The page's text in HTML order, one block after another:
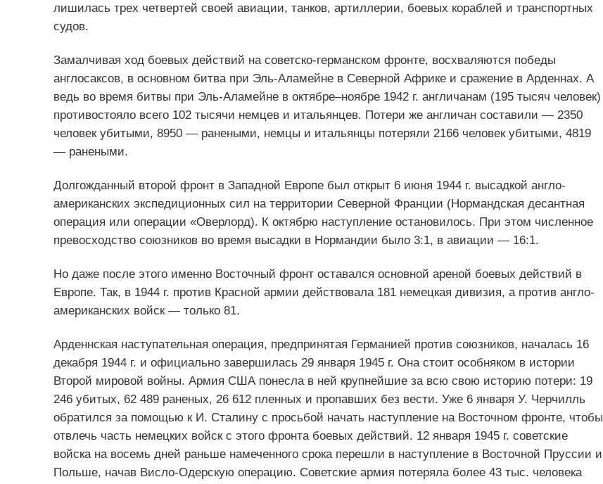
лишилась трех четвертей своей авиации, танков, артиллерии, боевых кораблей и транспортных
судов.
Замалчивая ход боевых действий на советско-германском фронте, восхваляются победы
англосаксов, в основном битва при Эль-Аламейне в Северной Африке и сражение в Арденнах. А
ведь во время битвы при Эль-Аламейне в октябре–ноябре 1942 г. англичанам (195 тысяч человек)
противостояло всего 102 тысячи немцев и итальянцев. Потери же англичан составили — 2350
человек убитыми, 8950 — ранеными, немцы и итальянцы потеряли 2166 человек убитыми, 4819
— ранеными.
Долгожданный второй фронт в Западной Европе был открыт 6 июня 1944 г. высадкой англо-
американских экспедиционных сил на территории Северной Франции (Нормандская десантная
операция или операции «Оверлорд). К октябрю наступление остановилось. При этом численное
превосходство союзников во время высадки в Нормандии было 3:1, в авиации — 16:1.
Но даже после этого именно Восточный фронт оставался основной ареной боевых действий в
Европе. Так, в 1944 г. против Красной армии действовала 181 немецкая дивизия, а против англо-
американских войск — только 81.
Арденнская наступательная операция, предпринятая Германией против союзников, началась 16
декабря 1944 г. и официально завершилась 29 января 1945 г. Она стоит особняком в истории
Второй мировой войны. Армия США понесла в ней крупнейшие за всю свою историю потери: 19
246 убитых, 62 489 раненых, 26 612 пленных и пропавших без вести. Уже 6 января У. Черчилль
обратился за помощью к И. Сталину с просьбой начать наступление на Восточном фронте, чтобы
отвлечь часть немецких войск с этого фронта боевых действий. 12 января 1945 г. советские
войска на восемь дней раньше намеченного срока перешли в наступление в Восточной Пруссии и
Польше, начав Висло-Одерскую операцию. Советские армия потеряла более 43 тыс. человека